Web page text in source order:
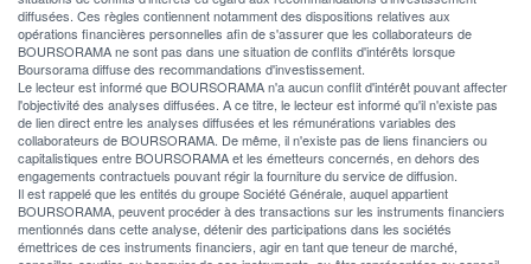
diffusées. Ces règles contiennent notamment des dispositions relatives aux
opérations financières personnelles afin de s'assurer que les collaborateurs de
BOURSORAMA ne sont pas dans une situation de conflits d'intérêts lorsque
Boursorama diffuse des recommandations d'investissement.
Le lecteur est informé que BOURSORAMA n'a aucun conflit d'intérêt pouvant affecter
l'objectivité des analyses diffusées. A ce titre, le lecteur est informé qu'il n'existe pas
de lien direct entre les analyses diffusées et les rémunérations variables des
collaborateurs de BOURSORAMA. De même, il n'existe pas de liens financiers ou
capitalistiques entre BOURSORAMA et les émetteurs concernés, en dehors des
engagements contractuels pouvant régir la fourniture du service de diffusion.
Il est rappelé que les entités du groupe Société Générale, auquel appartient
BOURSORAMA, peuvent procéder à des transactions sur les instruments financiers
mentionnés dans cette analyse, détenir des participations dans les sociétés
émettrices de ces instruments financiers, agir en tant que teneur de marché,